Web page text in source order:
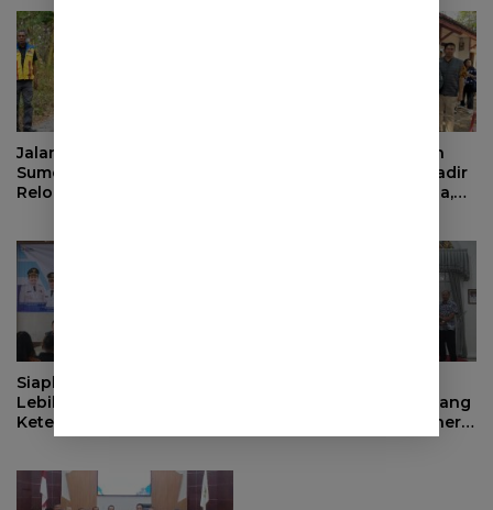
Jalan Haurpapak di Surian
Sumedang Terus Ambles,
Relokasi Terkendala Izin
BPJS Ketenagakerjaan
dan Pemprov Jabar Hadir
untuk Keluarga Pekerja,
Siapkan Masa Depan yang
Lebih Baik, BPJS
Ketenagakerjaan Tutup
Program Persiapan Kerja
Daerah, Bupati Sumedang
Minta OPD Perkuat Sinergi
dan Digitalisasi Pajak